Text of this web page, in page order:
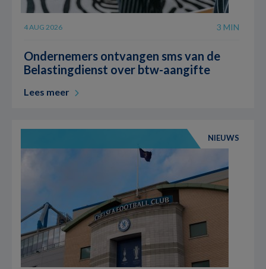
4 AUG 2026 3 MIN
Ondernemers ontvangen sms van de
Belastingdienst over btw-aangifte
Lees meer
NIEUWS